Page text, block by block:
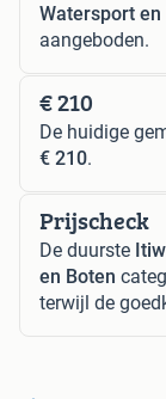
Watersport en
aangeboden.
€ 210
De huidige
€ 210.
Prijscheck
De duurste
en Boten
terwijl de